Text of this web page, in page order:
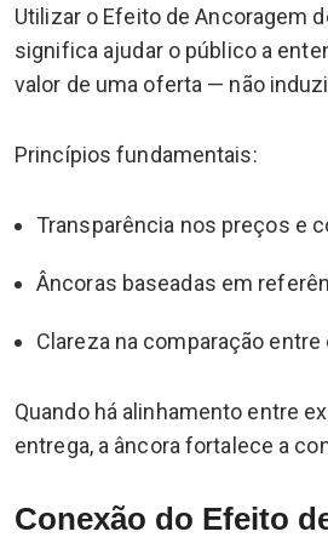
Utilizar o Efeito de Ancoragem
significa ajudar o público a
valor de uma oferta — não
Princípios fundamentais:
Transparência nos preços e
Âncoras baseadas em
Clareza na comparação
Quando há alinhamento entre
entrega, a âncora fortalece a
Conexão do Efeito